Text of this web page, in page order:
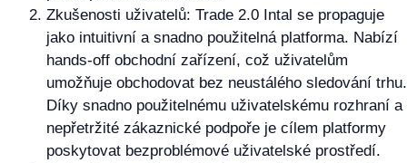
Zkušenosti uživatelů: Trade 2.0 Intal se propaguje
jako intuitivní a snadno použitelná platforma. Nabízí
hands-off obchodní zařízení, což uživatelům
umožňuje obchodovat bez neustálého sledování trhu.
Díky snadno použitelnému uživatelskému rozhraní a
nepřetržité zákaznické podpoře je cílem platformy
poskytovat bezproblémové uživatelské prostředí.